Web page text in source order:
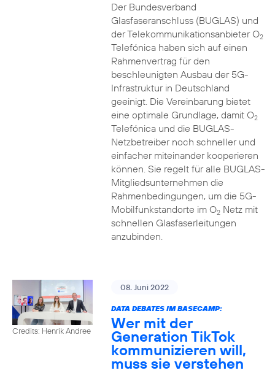
Der Bundesverband
Glasfaseranschluss (BUGLAS) und
der Telekommunikationsanbieter O2
Telefónica haben sich auf einen
Rahmenvertrag für den
beschleunigten Ausbau der 5G-
Infrastruktur in Deutschland
geeinigt. Die Vereinbarung bietet
eine optimale Grundlage, damit O2
Telefónica und die BUGLAS-
Netzbetreiber noch schneller und
einfacher miteinander kooperieren
können. Sie regelt für alle BUGLAS-
Mitgliedsunternehmen die
Rahmenbedingungen, um die 5G-
Mobilfunkstandorte im O2Netz mit
schnellen Glasfaserleitungen
anzubinden.
Credits: Henrik Andree
08. Juni 2022
DATA DEBATES IM BASECAMP:
Wer mit der
Generation TikTok
kommunizieren will,
muss sie verstehen